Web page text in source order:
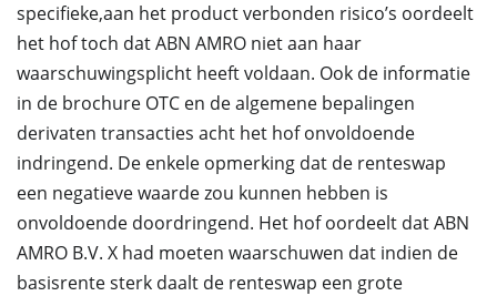
specifieke,aan het product verbonden risico’s oordeelt
het hof toch dat ABN AMRO niet aan haar
waarschuwingsplicht heeft voldaan. Ook de informatie
in de brochure OTC en de algemene bepalingen
derivaten transacties acht het hof onvoldoende
indringend. De enkele opmerking dat de renteswap
een negatieve waarde zou kunnen hebben is
onvoldoende doordringend. Het hof oordeelt dat ABN
AMRO B.V. X had moeten waarschuwen dat indien de
basisrente sterk daalt de renteswap een grote